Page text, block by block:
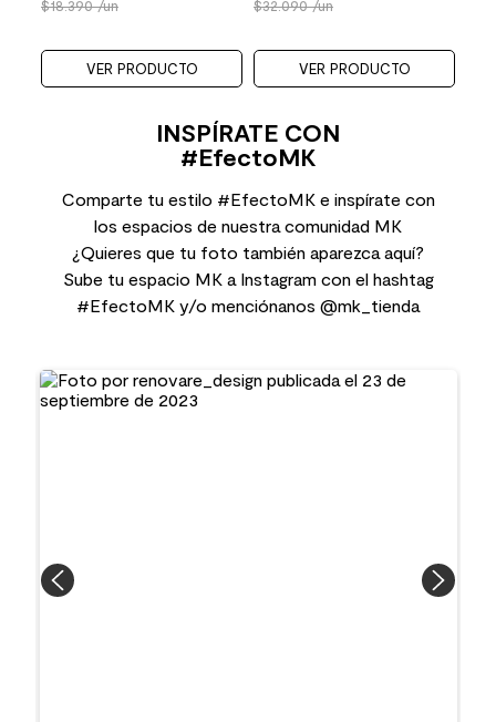
18.390/un
VER PRODUCTO
32.090/un
VER PRODUCTO
INSPÍRATE CON
#EfectoMK
Comparte tu estilo #EfectoMK e inspírate con
los espacios de nuestra comunidad MK
¿Quieres que tu foto también aparezca aquí?
Sube tu espacio MK a Instagram con el hashtag
#EfectoMK y/o menciónanos @mk_tienda